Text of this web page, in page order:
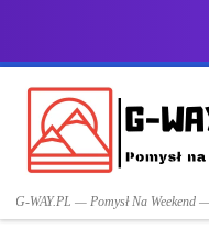
G-WAY.PL — Pomysł Na Weekend